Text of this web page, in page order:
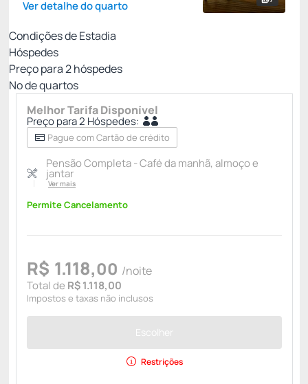
Ver detalhe do quarto
Condições de Estadia
Hóspedes
Preço para2hóspedes
Nº de quartos
Melhor Tarifa Disponível
Preço para 2 Hóspedes:
Pague com Cartão de crédito
Pensão Completa - Café da manhã, almoço e
jantar
Ver mais
Permite Cancelamento
R$ 1.118,00 /noite
Total de R$ 1.118,00
Impostos e taxas não inclusos
Escolher
Restrições